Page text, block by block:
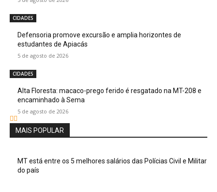
CIDADES
Defensoria promove excursão e amplia horizontes de
estudantes de Apiacás
5 de agosto de 2026
CIDADES
Alta Floresta: macaco-prego ferido é resgatado na MT-208 e
encaminhado à Sema
5 de agosto de 2026
MAIS POPULAR
MT está entre os 5 melhores salários das Polícias Civil e Militar
do país